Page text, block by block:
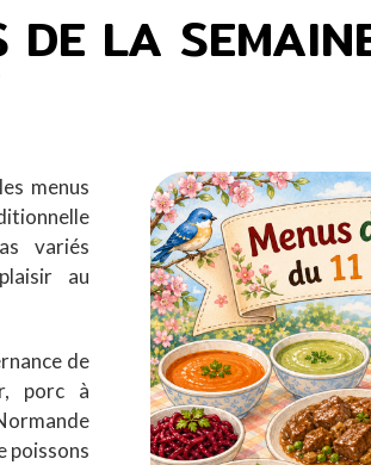
LA
menus
variés
au
de
porc à
poissons